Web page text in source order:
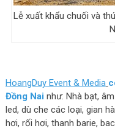
Lễ xuất khẩu chuối và
HoangDuy Event & Media
Đồng Nai như: Nhà bạt,
led, dù che các loại, gian
hơi, rối hơi, thanh barie,